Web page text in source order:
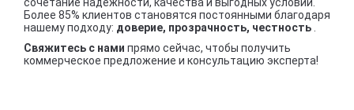
Более 85% клиентов становятся постоянными благодаря
нашему подходу: доверие, прозрачность, честность
Свяжитесь с нами прямо сейчас, чтобы получить
коммерческое предложение и консультацию эксперта!